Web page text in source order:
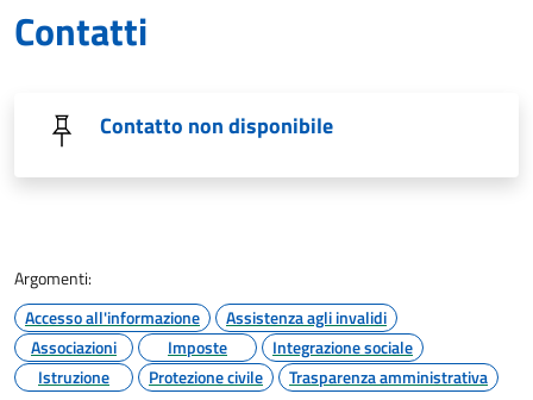
Contatti
Contatto non disponibile
Argomenti:
Accesso all'informazione
Assistenza agli invalidi
Associazioni
Imposte
Integrazione sociale
Istruzione
Protezione civile Trasparenza amministrativa